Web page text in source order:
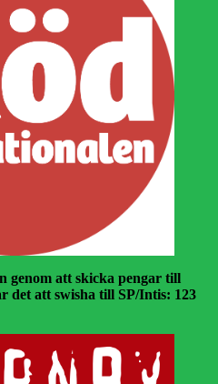
genom att skicka pengar till
det att swisha till SP/Intis: 123